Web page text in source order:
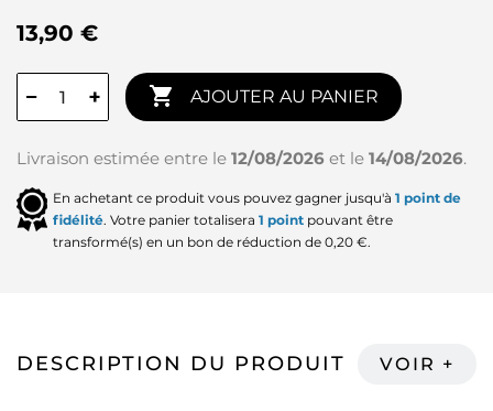
13,90 €
− +  AJOUTER AU PANIER
Livraison estimée entre le 12/08/2026 et le 14/08/2026.
En achetant ce produit vous pouvez gagner jusqu'à 1 point de
fidélité. Votre panier totalisera 1 point pouvant être
transformé(s) en un bon de réduction de 0,20 €.
DESCRIPTION DU PRODUIT